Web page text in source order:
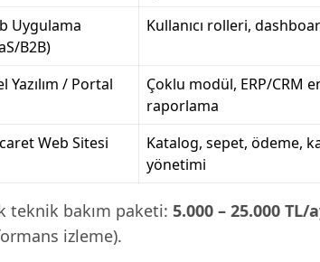
Uygulama
B2B)
Kullanıcı rolleri,
Yazılım / Portal
Çoklu modül, ERP/CRM
raporlama
Web Sitesi
Katalog, sepet, ödeme,
yönetimi
teknik bakım paketi: 5.000 – 25.000 TL/
izleme).